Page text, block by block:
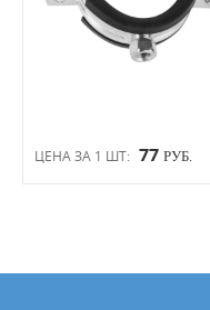
ЦЕНА ЗА 1 ШТ: 77 РУБ.